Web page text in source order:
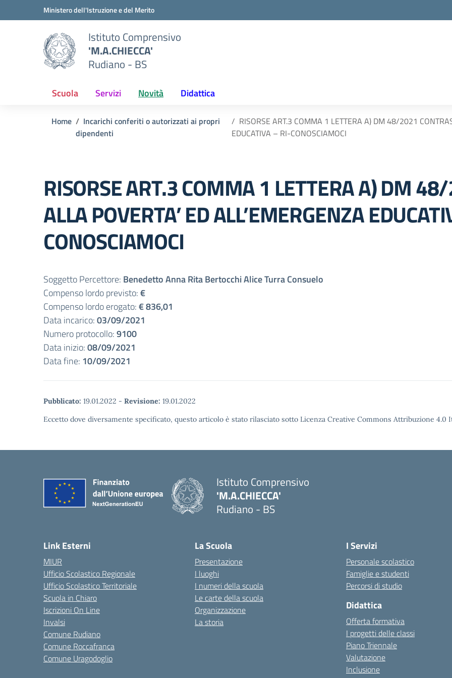
Vai ai contenuti
Vai al menu di navigazioneMinistero dell'Istruzione e del Merito
Istituto Comprensivo
'M.A.CHIECCA'
Rudiano - BS
Scuola Servizi Novità Didattica
Home
Incarichi conferiti o autorizzati ai propri
dipendenti
RISORSE ART.3 COMMA 1 LETTERA A) DM 48/2021
EDUCATIVA – RI-CONOSCIAMOCI
RISORSE ART.3 COMMA 1 LETTERA A) DM
ALLA POVERTA’ ED ALL’EMERGENZA
CONOSCIAMOCI
Soggetto Percettore: Benedetto Anna Rita Bertocchi Alice Turra Consuelo
Compenso lordo previsto:€
Compenso lordo erogato:€ 836,01
Data incarico:03/09/2021
Numero protocollo:9100
Data inizio:08/09/2021
Data fine: 10/09/2021
Pubblicato: 19.01.2022 - Revisione: 19.01.2022
Eccetto dove diversamente specificato, questo articolo è stato rilasciato sotto Licenza Creative Commons Attribuzione 4.0
Istituto Comprensivo
'M.A.CHIECCA'
Rudiano - BS
Link Esterni
MIUR
Ufficio Scolastico Regionale
Ufficio Scolastico Territoriale
Scuola in Chiaro
Iscrizioni On Line
Invalsi
Comune Rudiano
Comune Roccafranca
Comune Uragodoglio
La Scuola
Presentazione
I luoghi
I numeri della scuola
Le carte della scuola
Organizzazione
La storia
I Servizi
Personale scolastico
Famiglie e studenti
Percorsi di studio
Didattica
Offerta formativa
I progetti delle classi
Piano Triennale
Valutazione
Inclusione